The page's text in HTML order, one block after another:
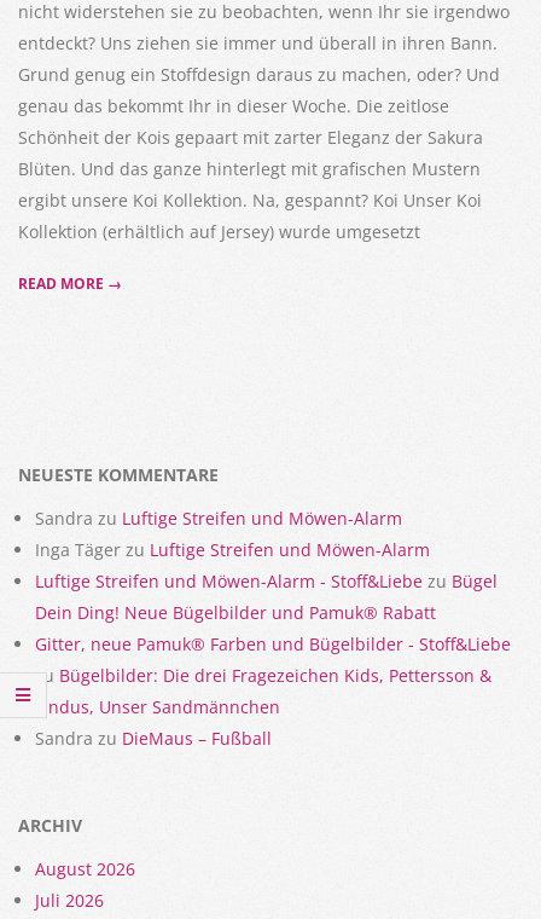
nicht widerstehen sie zu beobachten, wenn Ihr sie irgendwo
entdeckt? Uns ziehen sie immer und überall in ihren Bann.
Grund genug ein Stoffdesign daraus zu machen, oder? Und
genau das bekommt Ihr in dieser Woche. Die zeitlose
Schönheit der Kois gepaart mit zarter Eleganz der Sakura
Blüten. Und das ganze hinterlegt mit grafischen Mustern
ergibt unsere Koi Kollektion. Na, gespannt? Koi Unser Koi
Kollektion (erhältlich auf Jersey) wurde umgesetzt
READ MORE →
NEUESTE KOMMENTARE
Sandra zu Luftige Streifen und Möwen-Alarm
Inga Täger zu Luftige Streifen und Möwen-Alarm
Luftige Streifen und Möwen-Alarm - Stoff&Liebe zu Bügel
Dein Ding! Neue Bügelbilder und Pamuk® Rabatt
Gitter, neue Pamuk® Farben und Bügelbilder - Stoff&Liebe
zu Bügelbilder: Die drei Fragezeichen Kids, Pettersson &
Findus, Unser Sandmännchen
Sandra zu DieMaus – Fußball
ARCHIV
August 2026
Juli 2026